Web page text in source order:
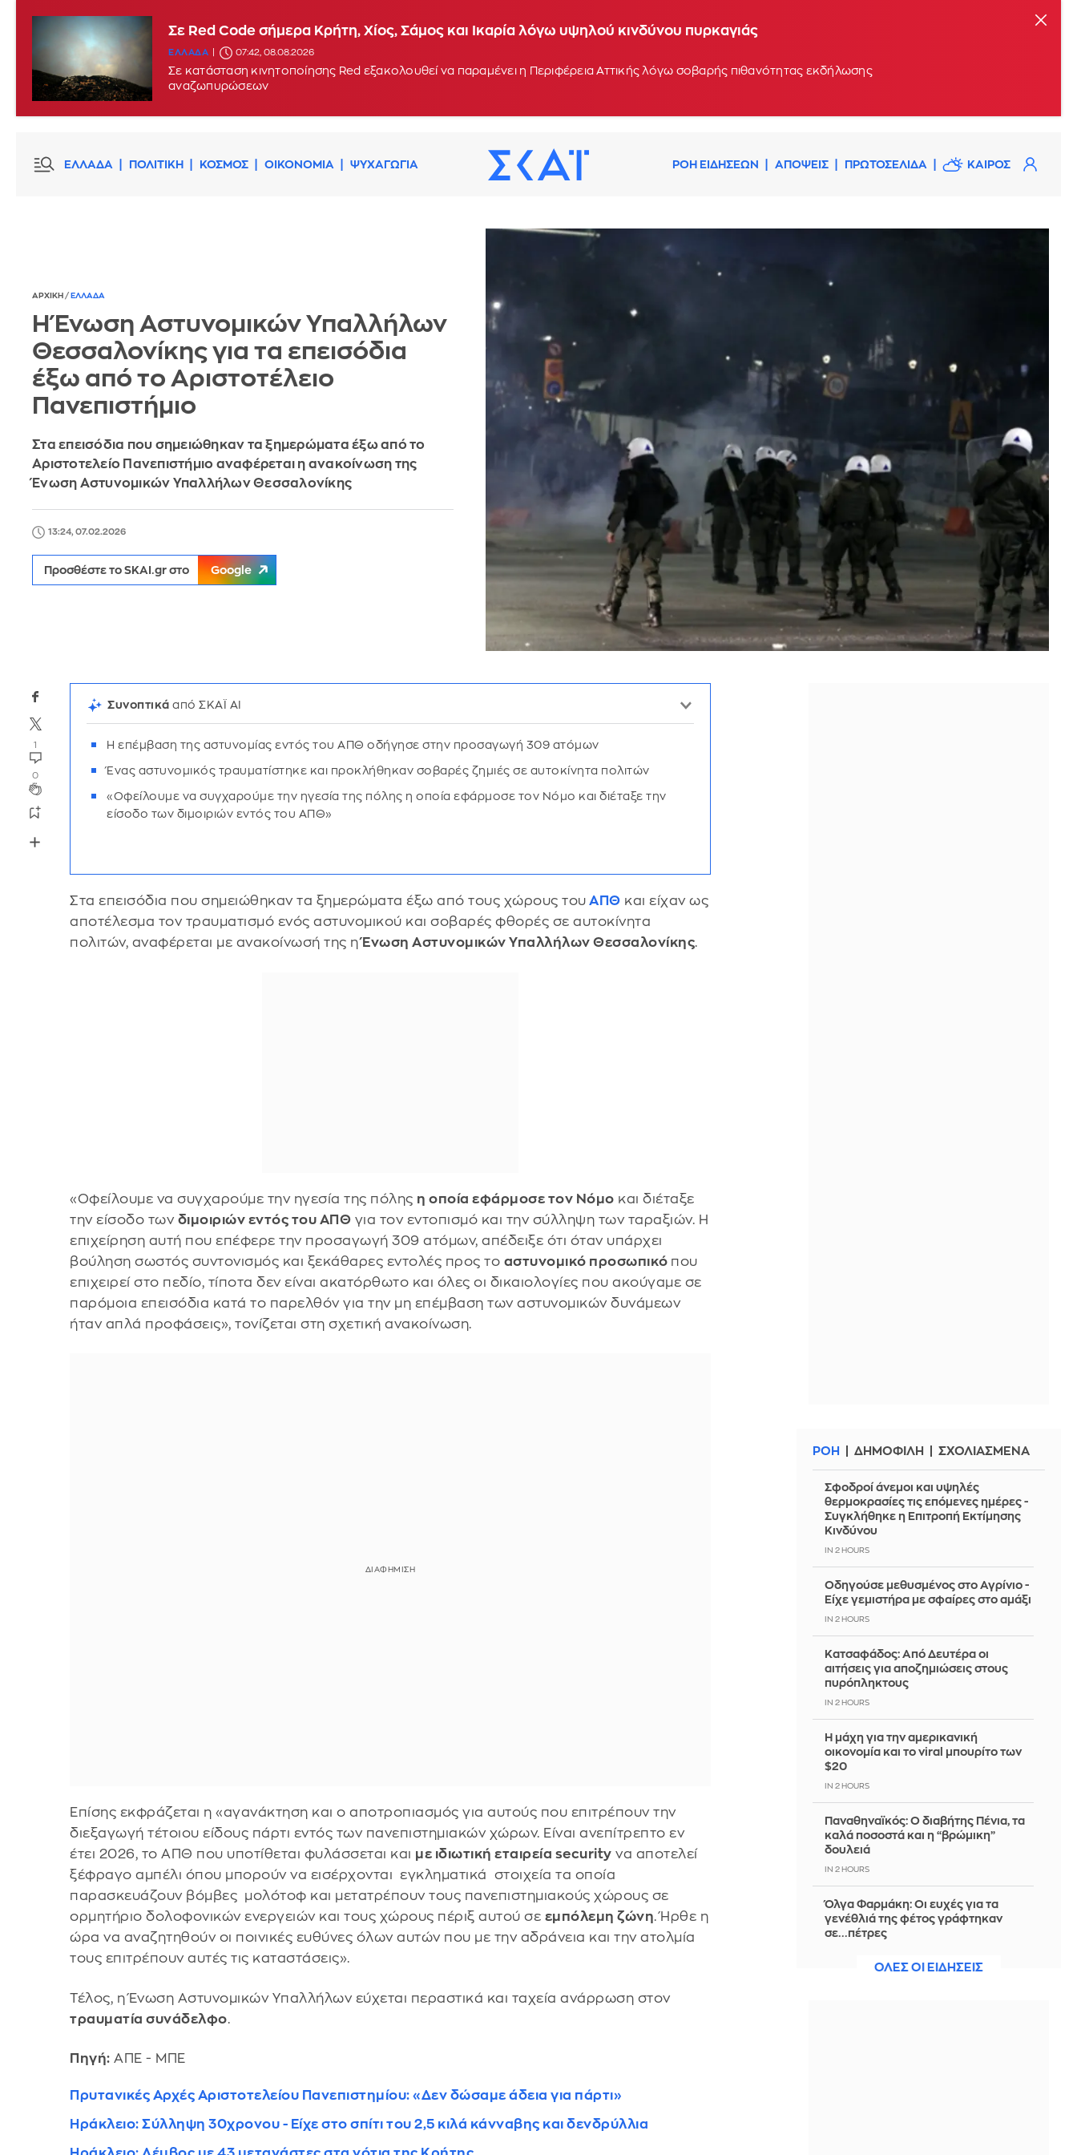
Σε Red Code σήμερα Κρήτη, Χίος, Σάμος και Ικαρία λόγω υψηλού κινδύνου πυρκαγιάς
ΕΛΛΑΔΑ 07:42, 08.08.2026
Σε κατάσταση κινητοποίησης Red εξακολουθεί να παραμένει η Περιφέρεια Αττικής λόγω σοβαρής πιθανότητας εκδήλωσης
αναζωπυρώσεων
ΕΛΛΑΔΑ ΠΟΛΙΤΙΚΗ ΚΟΣΜΟΣ ΟΙΚΟΝΟΜΙΑ ΨΥΧΑΓΩΓΙΑ ΡΟΗ ΕΙΔΗΣΕΩΝ ΑΠΟΨΕΙΣ ΠΡΩΤΟΣΕΛΙΔΑ ΚΑΙΡΟΣ
ΑΡΧΙΚΗ / ΕΛΛΑΔΑ
Η Ένωση Αστυνομικών Υπαλλήλων
Θεσσαλονίκης για τα επεισόδια
έξω από το Αριστοτέλειο
Πανεπιστήμιο
Στα επεισόδια που σημειώθηκαν τα ξημερώματα έξω από το
Αριστοτελείο Πανεπιστήμιο αναφέρεται η ανακοίνωση της
Ένωση Αστυνομικών Υπαλλήλων Θεσσαλονίκης
13:24, 07.02.2026
Προσθέστε το SKAI.gr στο Google
1
0
Συνοπτικάαπό ΣΚΑΪ AI
Η επέμβαση της αστυνομίας εντός του ΑΠΘ οδήγησε στην προσαγωγή 309 ατόμων
Ένας αστυνομικός τραυματίστηκε και προκλήθηκαν σοβαρές ζημιές σε αυτοκίνητα πολιτών
«Οφείλουμε να συγχαρούμε την ηγεσία της πόλης η οποία εφάρμοσε τον Νόμο και διέταξε την
είσοδο των διμοιριών εντός του ΑΠΘ»
Στα επεισόδια που σημειώθηκαν τα ξημερώματα έξω από τους χώρους του ΑΠΘ και είχαν ως
αποτέλεσμα τον τραυματισμό ενός αστυνομικού και σοβαρές φθορές σε αυτοκίνητα
πολιτών, αναφέρεται με ανακοίνωσή της ηΈνωση Αστυνομικών Υπαλλήλων Θεσσαλονίκης.
«Οφείλουμε να συγχαρούμε την ηγεσία της πόλης η οποία εφάρμοσε τον Νόμο και διέταξε
την είσοδο των διμοιριών εντός του ΑΠΘ για τον εντοπισμό και την σύλληψη των ταραξιών. Η
επιχείρηση αυτή που επέφερε την προσαγωγή 309 ατόμων, απέδειξε ότι όταν υπάρχει
βούληση σωστός συντονισμός και ξεκάθαρες εντολές προς το αστυνομικό προσωπικό που
επιχειρεί στο πεδίο, τίποτα δεν είναι ακατόρθωτο και όλες οι δικαιολογίες που ακούγαμε σε
παρόμοια επεισόδια κατά το παρελθόν για την μη επέμβαση των αστυνομικών δυνάμεων
ήταν απλά προφάσεις», τονίζεται στη σχετική ανακοίνωση.
Επίσης εκφράζεται η «αγανάκτηση και ο αποτροπιασμός για αυτούς που επιτρέπουν την
διεξαγωγή τέτοιου είδους πάρτι εντός των πανεπιστημιακών χώρων. Είναι ανεπίτρεπτο εν
έτει 2026, το ΑΠΘ που υποτίθεται φυλάσσεται και με ιδιωτική εταιρεία security να αποτελεί
ξέφραγο αμπέλι όπου μπορούν να εισέρχονται εγκληματικά στοιχεία τα οποία
παρασκευάζουν βόμβες μολότοφ και μετατρέπουν τους πανεπιστημιακούς χώρους σε
ορμητήριο δολοφονικών ενεργειών και τους χώρους πέριξ αυτού σε εμπόλεμη ζώνη. Ήρθε η
ώρα να αναζητηθούν οι ποινικές ευθύνες όλων αυτών που με την αδράνεια και την ατολμία
τους επιτρέπουν αυτές τις καταστάσεις».
Τέλος, η Ένωση Αστυνομικών Υπαλλήλων εύχεται περαστικά και ταχεία ανάρρωση στον
τραυματία συνάδελφο.
Πηγή: ΑΠΕ - ΜΠΕ
Πρυτανικές Αρχές Αριστοτελείου Πανεπιστημίου: «Δεν δώσαμε άδεια για πάρτι»
Ηράκλειο: Σύλληψη 30χρονου - Eίχε στο σπίτι του 2,5 κιλά κάνναβης και δενδρύλλια
ΡΟΗ ΔΗΜΟΦΙΛΗ ΣΧΟΛΙΑΣΜΕΝΑ
Σφοδροί άνεμοι και υψηλές
θερμοκρασίες τις επόμενες ημέρες -
Συγκλήθηκε η Επιτροπή Εκτίμησης
Κινδύνου
IN 2 HOURS
Οδηγούσε μεθυσμένος στο Αγρίνιο -
Είχε γεμιστήρα με σφαίρες στο αμάξι
IN 2 HOURS
Κατσαφάδος: Από Δευτέρα οι
αιτήσεις για αποζημιώσεις στους
πυρόπληκτους
IN 2 HOURS
Η μάχη για την αμερικανική
οικονομία και το viral μπουρίτο των
$20
IN 2 HOURS
Παναθηναϊκός: Ο διαβήτης Πένια, τα
καλά ποσοστά και η “βρώμικη”
δουλειά
IN 2 HOURS
Όλγα Φαρμάκη: Οι ευχές για τα
γενέθλιά της φέτος γράφτηκαν
σε...πέτρες
ΟΛΕΣ ΟΙ ΕΙΔΗΣΕΙΣ